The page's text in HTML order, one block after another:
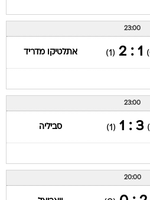
23:00
1 : 2
(1) אתלטיקו מדריד
23:00
3 : 1
(1) סביליה
20:00